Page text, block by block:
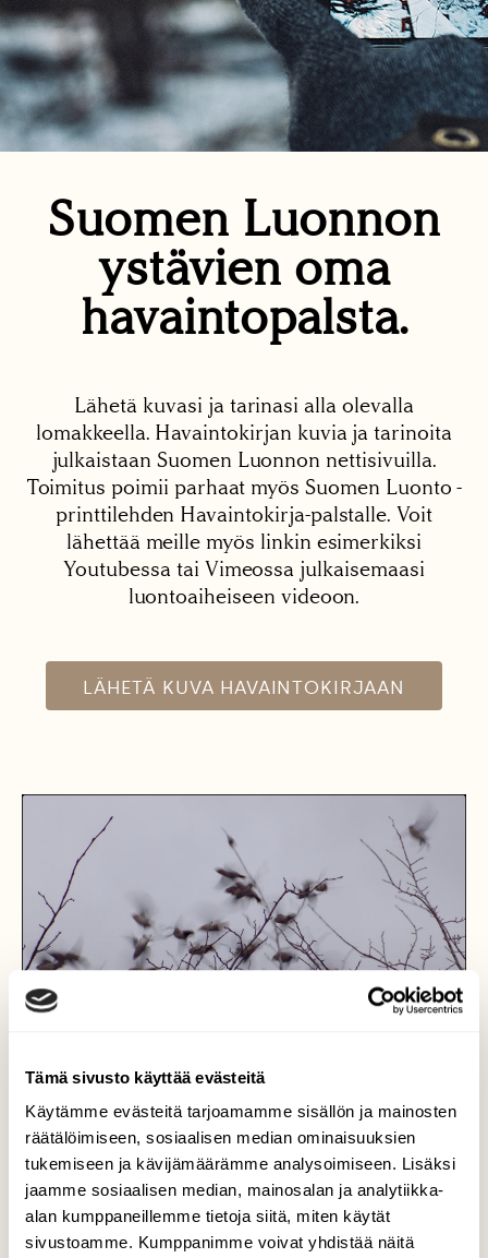
Tämä sivusto käyttää evästeitä
Käytämme evästeitä tarjoamamme sisällön ja mainosten
räätälöimiseen, sosiaalisen median ominaisuuksien
tukemiseen ja kävijämäärämme analysoimiseen. Lisäksi
jaamme sosiaalisen median, mainosalan ja analytiikka-
alan kumppaneillemme tietoja siitä, miten käytät
sivustoamme. Kumppanimme voivat yhdistää näitä
Suomen Luonnon
ystävien oma
havaintopalsta.
Lähetä kuvasi ja tarinasi alla olevalla
lomakkeella. Havaintokirjan kuvia ja tarinoita
julkaistaan Suomen Luonnon nettisivuilla.
Toimitus poimii parhaat myös Suomen Luonto -
printtilehden Havaintokirja-palstalle. Voit
lähettää meille myös linkin esimerkiksi
Youtubessa tai Vimeossa julkaisemaasi
luontoaiheiseen videoon.
LÄHETÄ KUVA HAVAINTOKIRJAAN
Lentoon lähtö